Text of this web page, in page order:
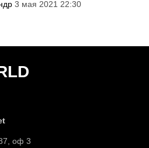
3 мая 2021 22:30
оф 3